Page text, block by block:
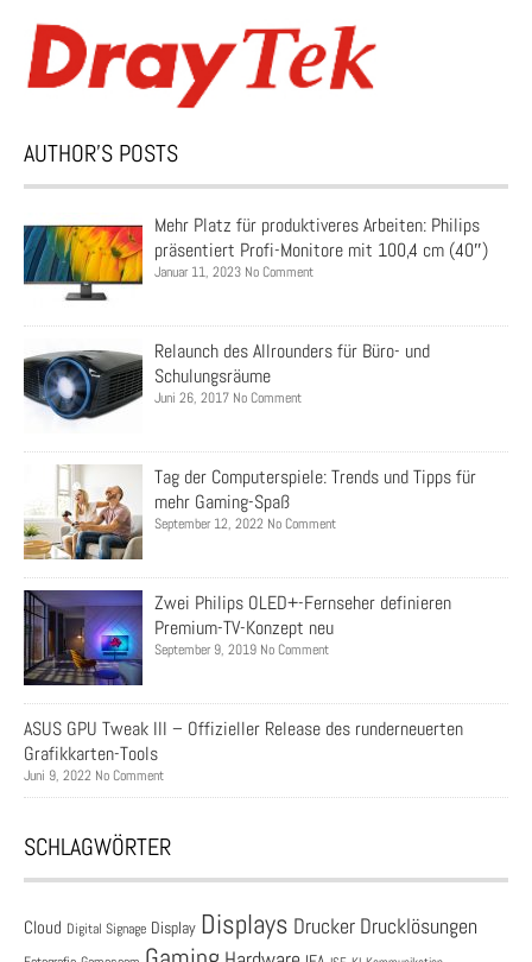
AUTHOR’S POSTS
Mehr Platz für produktiveres Arbeiten: Philips
präsentiert Profi-Monitore mit 100,4 cm (40″)
Januar 11, 2023 No Comment
Relaunch des Allrounders für Büro- und
Schulungsräume
Juni 26, 2017 No Comment
Tag der Computerspiele: Trends und Tipps für
mehr Gaming-Spaß
September 12, 2022 No Comment
Zwei Philips OLED+-Fernseher definieren
Premium-TV-Konzept neu
September 9, 2019 No Comment
ASUS GPU Tweak III – Offizieller Release des runderneuerten
Grafikkarten-Tools
Juni 9, 2022 No Comment
SCHLAGWÖRTER
Cloud Digital Signage Display Displays Drucker Drucklösungen